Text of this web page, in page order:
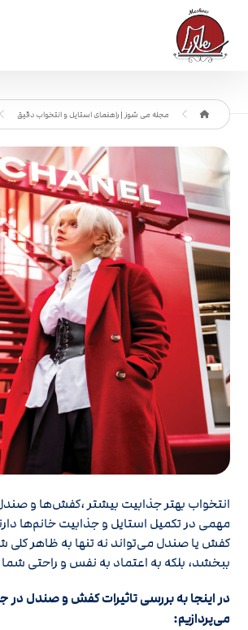
مجله می شوز | راهنمای استایل و انتخواب دقیق
انتخواب بهتر جذابیت بیشتر ،کفش‌ها و
مهمی در تکمیل استایل و جذابیت خانم‌ها
کفش یا صندل می‌تواند نه تنها به ظاهر کلی
ببخشد، بلکه به اعتماد به نفس و راحتی شما
در اینجا به بررسی تاثیرات کفش و صندل در
می‌پردازیم: